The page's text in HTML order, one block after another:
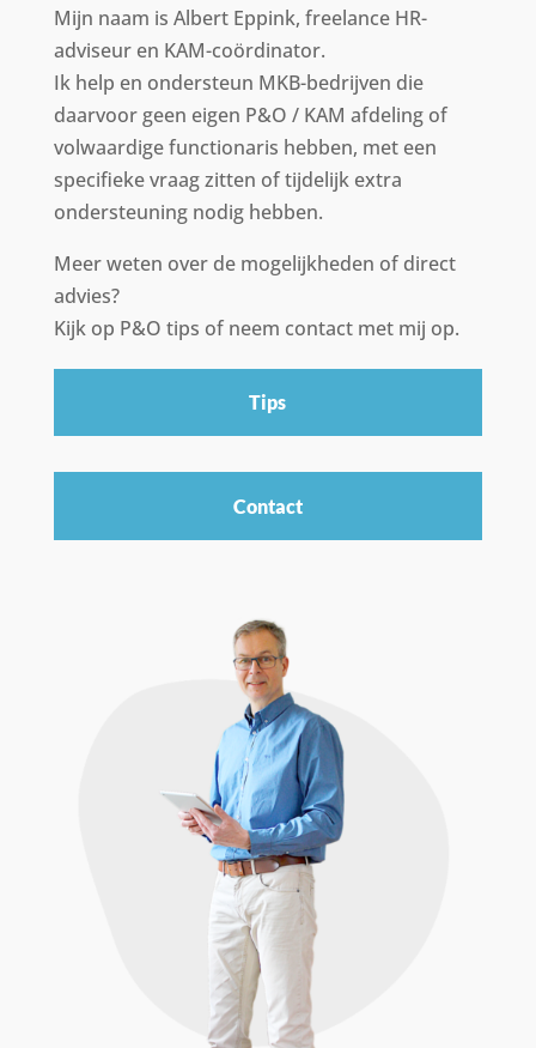
Mijn naam is Albert Eppink, freelance HR-
adviseur en KAM-coördinator.
Ik help en ondersteun MKB-bedrijven die
daarvoor geen eigen P&O / KAM afdeling of
volwaardige functionaris hebben, met een
specifieke vraag zitten of tijdelijk extra
ondersteuning nodig hebben.
Meer weten over de mogelijkheden of direct
advies?
Kijk op P&O tips of neem contact met mij op.
Tips
Contact